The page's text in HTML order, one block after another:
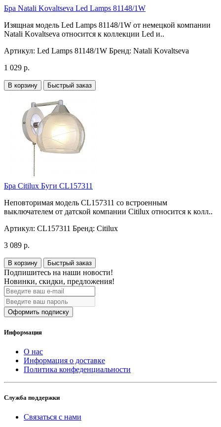
Бра Natali Kovaltseva Led Lamps 81148/1W
Изящная модель Led Lamps 81148/1W от немецкой компании
Natali Kovaltseva относится к коллекции Led и..
Артикул: Led Lamps 81148/1W Бренд: Natali Kovaltseva
1 029 р.
В корзину Быстрый заказ
Бра Citilux Буги CL157311
Неповторимая модель CL157311 со встроенным
выключателем от датской компании Citilux относится к колл..
Артикул: CL157311 Бренд: Citilux
3 089 р.
В корзину Быстрый заказ
Подпишитесь на наши новости!
Новинки, скидки, предложения!
Оформить подписку
Информация
О нас
Информация о доставке
Политика конфеденциальности
Служба поддержки
Связаться с нами